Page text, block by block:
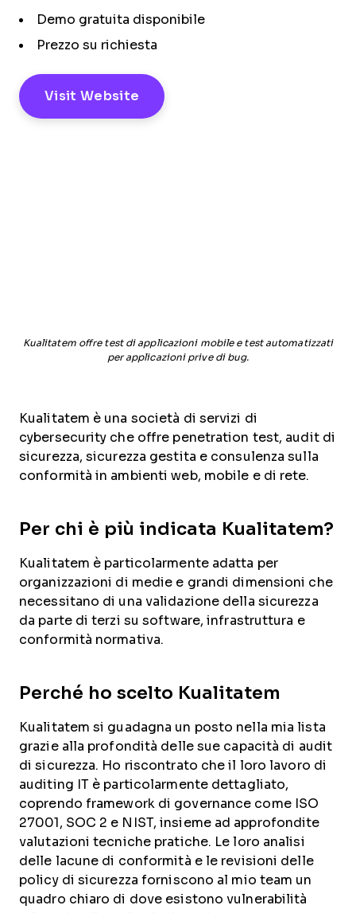
Demo gratuita disponibile
Prezzo su richiesta
Visit Website
Kualitatem offre test di applicazioni mobile e test automatizzati
per applicazioni prive di bug.
Kualitatem è una società di servizi di
cybersecurity che offre penetration test, audit di
sicurezza, sicurezza gestita e consulenza sulla
conformità in ambienti web, mobile e di rete.
Per chi è più indicata Kualitatem?
Kualitatem è particolarmente adatta per
organizzazioni di medie e grandi dimensioni che
necessitano di una validazione della sicurezza
da parte di terzi su software, infrastruttura e
conformità normativa.
Perché ho scelto Kualitatem
Kualitatem si guadagna un posto nella mia lista
grazie alla profondità delle sue capacità di audit
di sicurezza. Ho riscontrato che il loro lavoro di
auditing IT è particolarmente dettagliato,
coprendo framework di governance come ISO
27001, SOC 2 e NIST, insieme ad approfondite
valutazioni tecniche pratiche. Le loro analisi
delle lacune di conformità e le revisioni delle
policy di sicurezza forniscono al mio team un
quadro chiaro di dove esistono vulnerabilità